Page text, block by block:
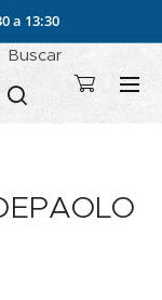
a 13:30
Buscar